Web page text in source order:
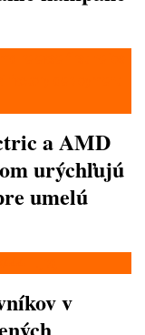
a AMD
urýchľujú
umelú
v